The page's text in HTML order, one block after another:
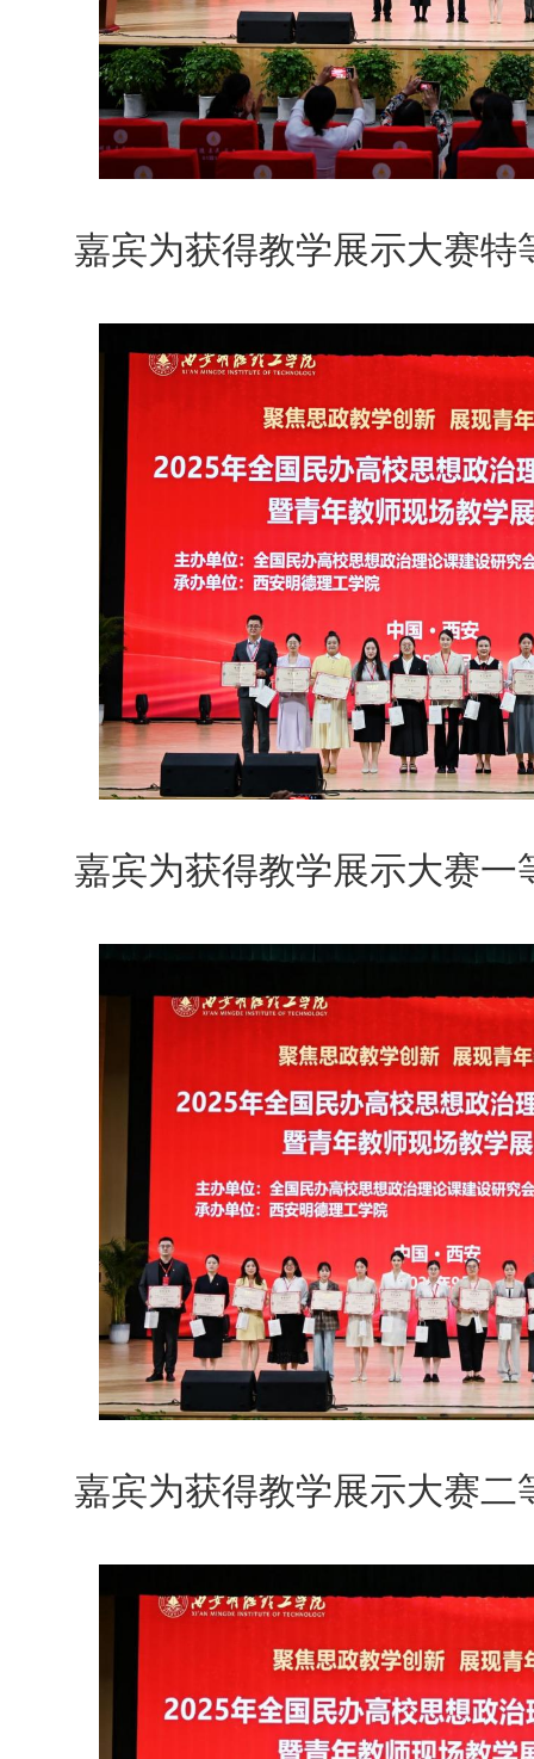
嘉宾为获得教学展示大赛特
嘉宾为获得教学展示大赛一
嘉宾为获得教学展示大赛二